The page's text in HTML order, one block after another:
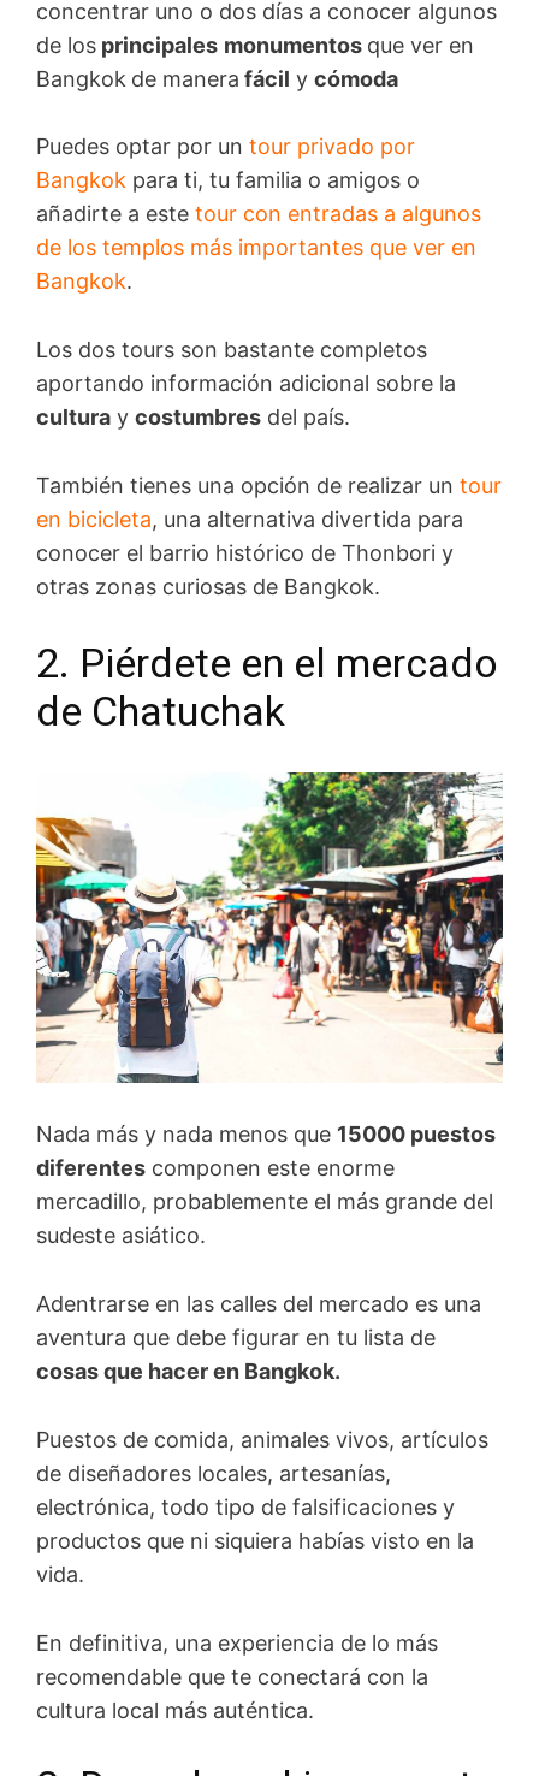
concentrar uno o dos días a conocer algunos
de los principales monumentos que ver en
Bangkok de manera fácil y cómoda
Puedes optar por un tour privado por
Bangkok para ti, tu familia o amigos o
añadirte a este tour con entradas a algunos
de los templos más importantes que ver en
Bangkok.
Los dos tours son bastante completos
aportando información adicional sobre la
cultura y costumbres del país.
También tienes una opción de realizar un tour
en bicicleta, una alternativa divertida para
conocer el barrio histórico de Thonbori y
otras zonas curiosas de Bangkok.
2. Piérdete en el mercado
de Chatuchak
Nada más y nada menos que 15000 puestos
diferentes componen este enorme
mercadillo, probablemente el más grande del
sudeste asiático.
Adentrarse en las calles del mercado es una
aventura que debe figurar en tu lista de
cosas que hacer en Bangkok.
Puestos de comida, animales vivos, artículos
de diseñadores locales, artesanías,
electrónica, todo tipo de falsificaciones y
productos que ni siquiera habías visto en la
vida.
En definitiva, una experiencia de lo más
recomendable que te conectará con la
cultura local más auténtica.